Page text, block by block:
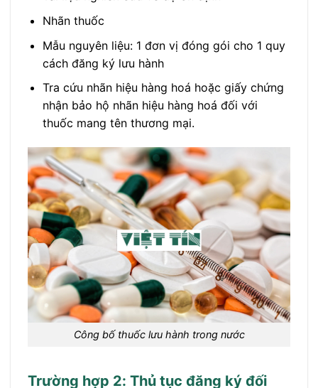
Nhãn thuốc
Mẫu nguyên liệu: 1 đơn vị đóng gói cho 1 quy
cách đăng ký lưu hành
Tra cứu nhãn hiệu hàng hoá hoặc giấy chứng
nhận bảo hộ nhãn hiệu hàng hoá đối với
thuốc mang tên thương mại.
Công bố thuốc lưu hành trong nước
Trường hợp 2: Thủ tục đăng ký đối